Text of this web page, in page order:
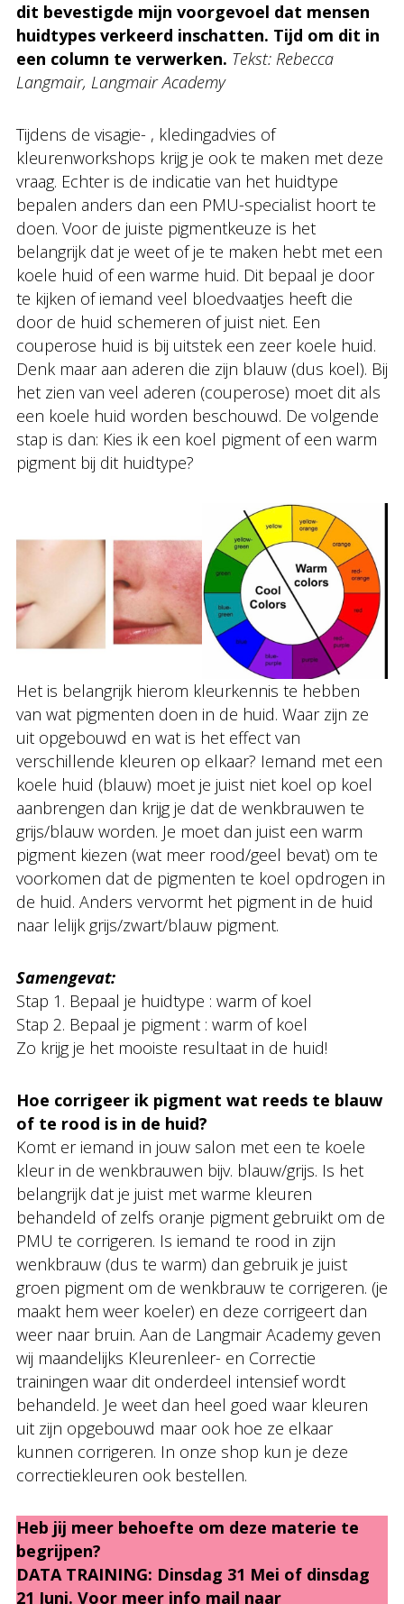
dit bevestigde mijn voorgevoel dat mensen
huidtypes verkeerd inschatten. Tijd om dit in
een column te verwerken. Tekst: Rebecca
Langmair, Langmair Academy
Tijdens de visagie- , kledingadvies of
kleurenworkshops krijg je ook te maken met deze
vraag. Echter is de indicatie van het huidtype
bepalen anders dan een PMU-specialist hoort te
doen. Voor de juiste pigmentkeuze is het
belangrijk dat je weet of je te maken hebt met een
koele huid of een warme huid. Dit bepaal je door
te kijken of iemand veel bloedvaatjes heeft die
door de huid schemeren of juist niet. Een
couperose huid is bij uitstek een zeer koele huid.
Denk maar aan aderen die zijn blauw (dus koel). Bij
het zien van veel aderen (couperose) moet dit als
een koele huid worden beschouwd. De volgende
stap is dan: Kies ik een koel pigment of een warm
pigment bij dit huidtype?
Het is belangrijk hierom kleurkennis te hebben
van wat pigmenten doen in de huid. Waar zijn ze
uit opgebouwd en wat is het effect van
verschillende kleuren op elkaar? Iemand met een
koele huid (blauw) moet je juist niet koel op koel
aanbrengen dan krijg je dat de wenkbrauwen te
grijs/blauw worden. Je moet dan juist een warm
pigment kiezen (wat meer rood/geel bevat) om te
voorkomen dat de pigmenten te koel opdrogen in
de huid. Anders vervormt het pigment in de huid
naar lelijk grijs/zwart/blauw pigment.
Samengevat:
Stap 1. Bepaal je huidtype : warm of koel
Stap 2. Bepaal je pigment : warm of koel
Zo krijg je het mooiste resultaat in de huid!
Hoe corrigeer ik pigment wat reeds te blauw
of te rood is in de huid?
Komt er iemand in jouw salon met een te koele
kleur in de wenkbrauwen bijv. blauw/grijs. Is het
belangrijk dat je juist met warme kleuren
behandeld of zelfs oranje pigment gebruikt om de
PMU te corrigeren. Is iemand te rood in zijn
wenkbrauw (dus te warm) dan gebruik je juist
groen pigment om de wenkbrauw te corrigeren. (je
maakt hem weer koeler) en deze corrigeert dan
weer naar bruin. Aan de Langmair Academy geven
wij maandelijks Kleurenleer- en Correctie
trainingen waar dit onderdeel intensief wordt
behandeld. Je weet dan heel goed waar kleuren
uit zijn opgebouwd maar ook hoe ze elkaar
kunnen corrigeren. In onze shop kun je deze
correctiekleuren ook bestellen.
Heb jij meer behoefte om deze materie te
begrijpen?
DATA TRAINING: Dinsdag 31 Mei of dinsdag
21 Juni. Voor meer info mail naar